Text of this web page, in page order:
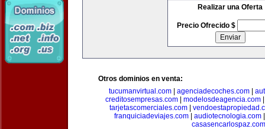
Realizar una Oferta
Precio Ofrecido $
Otros dominios en venta:
tucumanvirtual.com| agenciadecoches.com|
creditosempresas.com| modelosdeagencia.com
tarjetascomerciales.com|
franquiciadeviajes.com| audiotecnologia.com
casasencarlospaz.com